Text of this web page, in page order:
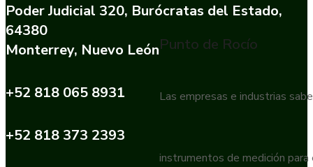
Punto de Rocío
Las empresas e industrias
instrumentos de medición
Poder Judicial 320, Burócratas del Estado,
64380
Monterrey, Nuevo León
+52 818 065 8931
+52 818 373 2393